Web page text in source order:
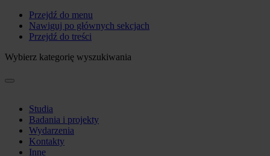
Przejdź do menu
Nawiguj po głównych sekcjach
Przejdź do treści
Wybierz kategorię wyszukiwania
Studia
Badania i projekty
Wydarzenia
Kontakty
Inne